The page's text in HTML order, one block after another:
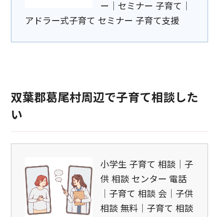
ー｜セミナー 子育て｜
アドラー式子育て セミナー 子育て支援
双葉郡葛尾村周辺で子育て相談した
い
小学生 子育て 相談｜子
供 相談 センター 電話
｜子育て 相談 会｜子供
相談 無料｜子育て 相談